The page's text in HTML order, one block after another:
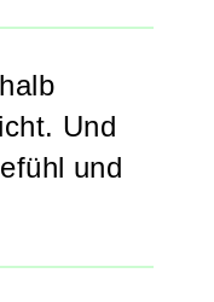
Und
und